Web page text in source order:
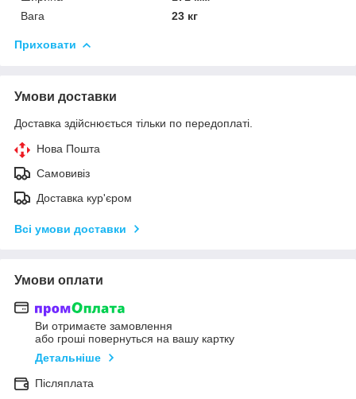
Вага
23 кг
Приховати
Умови доставки
Доставка здійснюється тільки по передоплаті.
Нова Пошта
Самовивіз
Доставка кур'єром
Всі умови доставки
Умови оплати
Ви отримаєте замовлення
або гроші повернуться на вашу картку
Детальніше
Післяплата